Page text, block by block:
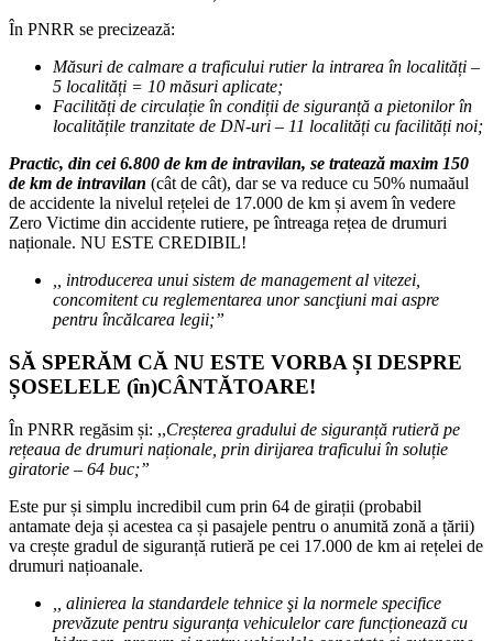
În PNRR se precizează:
Măsuri de calmare a traficului rutier la intrarea în localități –
5 localități = 10 măsuri aplicate;
Facilități de circulație în condiții de siguranță a pietonilor în
localitățile tranzitate de DN-uri – 11 localități cu facilități noi;
Practic, din cei 6.800 de km de intravilan, se tratează maxim 150
de km de intravilan (cât de cât), dar se va reduce cu 50% numaăul
de accidente la nivelul rețelei de 17.000 de km și avem în vedere
Zero Victime din accidente rutiere, pe întreaga rețea de drumuri
naționale. NU ESTE CREDIBIL!
,, introducerea unui sistem de management al vitezei,
concomitent cu reglementarea unor sancţiuni mai aspre
pentru încălcarea legii;”
SĂ SPERĂM CĂ NU ESTE VORBA ȘI DESPRE
ȘOSELELE (în)CÂNTĂTOARE!
În PNRR regăsim și: ,,Creșterea gradului de siguranță rutieră pe
rețeaua de drumuri naționale, prin dirijarea traficului în soluție
giratorie – 64 buc;”
Este pur și simplu incredibil cum prin 64 de girații (probabil
antamate deja și acestea ca și pasajele pentru o anumită zonă a țării)
va crește gradul de siguranță rutieră pe cei 17.000 de km ai rețelei de
drumuri națioanale.
,, alinierea la standardele tehnice şi la normele specifice
prevăzute pentru siguranța vehiculelor care funcționează cu